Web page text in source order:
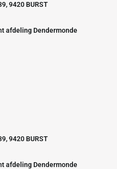
9420 BURST
afdeling Dendermonde
9420 BURST
afdeling Dendermonde